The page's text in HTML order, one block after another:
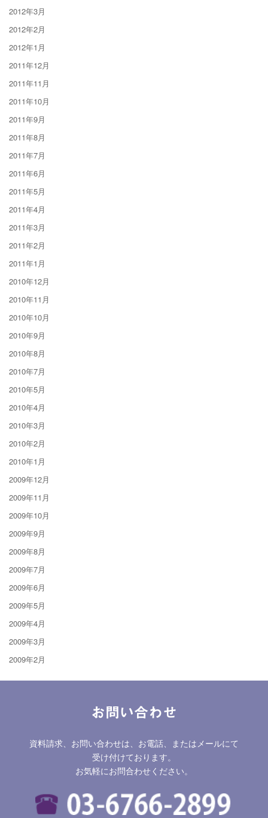
2012年3月
2012年2月
2012年1月
2011年12月
2011年11月
2011年10月
2011年9月
2011年8月
2011年7月
2011年6月
2011年5月
2011年4月
2011年3月
2011年2月
2011年1月
2010年12月
2010年11月
2010年10月
2010年9月
2010年8月
2010年7月
2010年5月
2010年4月
2010年3月
2010年2月
2010年1月
2009年12月
2009年11月
2009年10月
2009年9月
2009年8月
2009年7月
2009年6月
2009年5月
2009年4月
2009年3月
2009年2月
お問い合わせ
資料請求、お問い合わせは、お電話、またはメールにて
受け付けております。
お気軽にお問合わせください。